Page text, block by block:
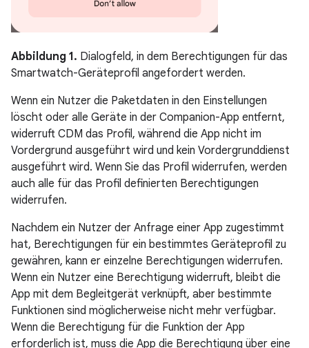
Abbildung 1. Dialogfeld, in dem Berechtigungen für das
Smartwatch-Geräteprofil angefordert werden.
Wenn ein Nutzer die Paketdaten in den Einstellungen
löscht oder alle Geräte in der Companion-App entfernt,
widerruft CDM das Profil, während die App nicht im
Vordergrund ausgeführt wird und kein Vordergrunddienst
ausgeführt wird. Wenn Sie das Profil widerrufen, werden
auch alle für das Profil definierten Berechtigungen
widerrufen.
Nachdem ein Nutzer der Anfrage einer App zugestimmt
hat, Berechtigungen für ein bestimmtes Geräteprofil zu
gewähren, kann er einzelne Berechtigungen widerrufen.
Wenn ein Nutzer eine Berechtigung widerruft, bleibt die
App mit dem Begleitgerät verknüpft, aber bestimmte
Funktionen sind möglicherweise nicht mehr verfügbar.
Wenn die Berechtigung für die Funktion der App
erforderlich ist, muss die App die Berechtigung über eine